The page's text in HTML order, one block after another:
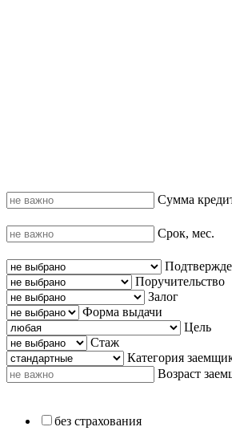
Сумма
Срок, мес.
Поручительство
Залог
Форма выдачи
Цель
Стаж
Категория
Возраст
без страхования